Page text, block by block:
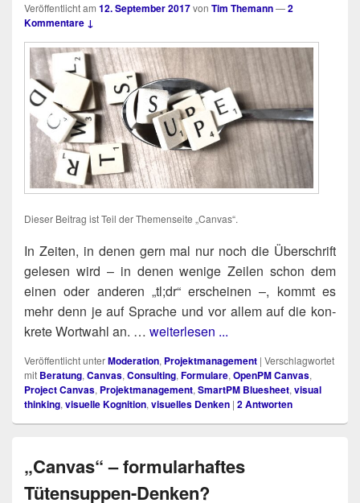
Veröffentlicht am 12. September 2017von Tim Themann—2
Kommentare ↓
Die­ser Bei­trag ist Teil der The­men­sei­te „Can­vas“.
In Zei­ten, in denen gern mal nur noch die Über­schrift
gele­sen wird – in denen weni­ge Zei­len schon dem
einen oder ande­ren „tl;dr“ erschei­nen –, kommt es
mehr denn je auf Spra­che und vor allem auf die kon­
kre­te Wort­wahl an. … weiterlesen ...
Veröffentlicht unterModeration, Projektmanagement | Verschlagwortet
mit Beratung,Canvas,Consulting,Formulare,OpenPM Canvas,
Project Canvas, Projektmanagement,SmartPM Bluesheet,visual
thinking,visuelle Kognition,visuelles Denken | 2Antworten
„Canvas“ – formularhaftes
Tütensuppen-Denken?